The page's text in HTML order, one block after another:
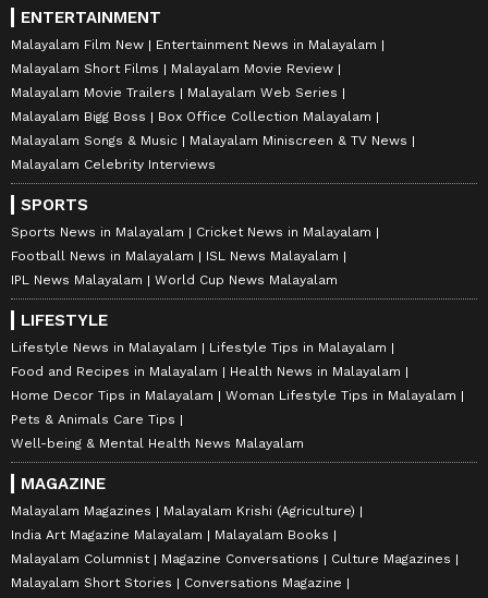
ENTERTAINMENT
Malayalam Film New
Entertainment News in Malayalam
Malayalam Short Films
Malayalam Movie Review
Malayalam Movie Trailers
Malayalam Web Series
Malayalam Bigg Boss
Box Office Collection Malayalam
Malayalam Songs & Music
Malayalam Miniscreen & TV News
Malayalam Celebrity Interviews
SPORTS
Sports News in Malayalam
Cricket News in Malayalam
Football News in Malayalam
ISL News Malayalam
IPL News Malayalam
World Cup News Malayalam
LIFESTYLE
Lifestyle News in Malayalam
Lifestyle Tips in Malayalam
Food and Recipes in Malayalam
Health News in Malayalam
Home Decor Tips in Malayalam
Woman Lifestyle Tips in Malayalam
Pets & Animals Care Tips
Well-being & Mental Health News Malayalam
MAGAZINE
Malayalam Magazines
Malayalam Krishi (Agriculture)
India Art Magazine Malayalam
Malayalam Books
Malayalam Columnist
Magazine Conversations
Culture Magazines
Malayalam Short Stories
Conversations Magazine